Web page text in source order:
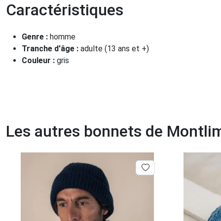
Caractéristiques
Genre : homme
Tranche d'âge : adulte (13 ans et +)
Couleur : gris
Les autres bonnets de